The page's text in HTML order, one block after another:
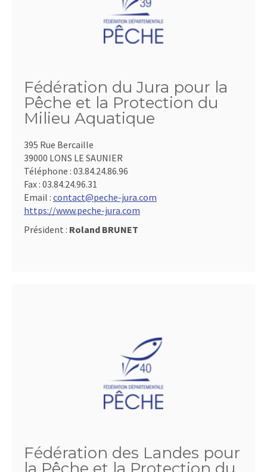
Fédération du Jura pour la
Pêche et la Protection du
Milieu Aquatique
395 Rue Bercaille
39000 LONS LE SAUNIER
Téléphone : 03.84.24.86.96
Fax : 03.84.24.96.31
Email : contact@peche-jura.com
https://www.peche-jura.com
Président : Roland BRUNET
Fédération des Landes pour